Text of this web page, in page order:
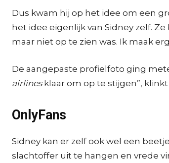
Dus kwam hij op het idee om een
het idee eigenlijk van Sidney zelf.
maar niet op te zien was. Ik maak
De aangepaste profielfoto ging
airlinesklaar om op te stijgen”,
OnlyFans
Sidney kan er zelf ook wel een
slachtoffer uit te hangen en vrede